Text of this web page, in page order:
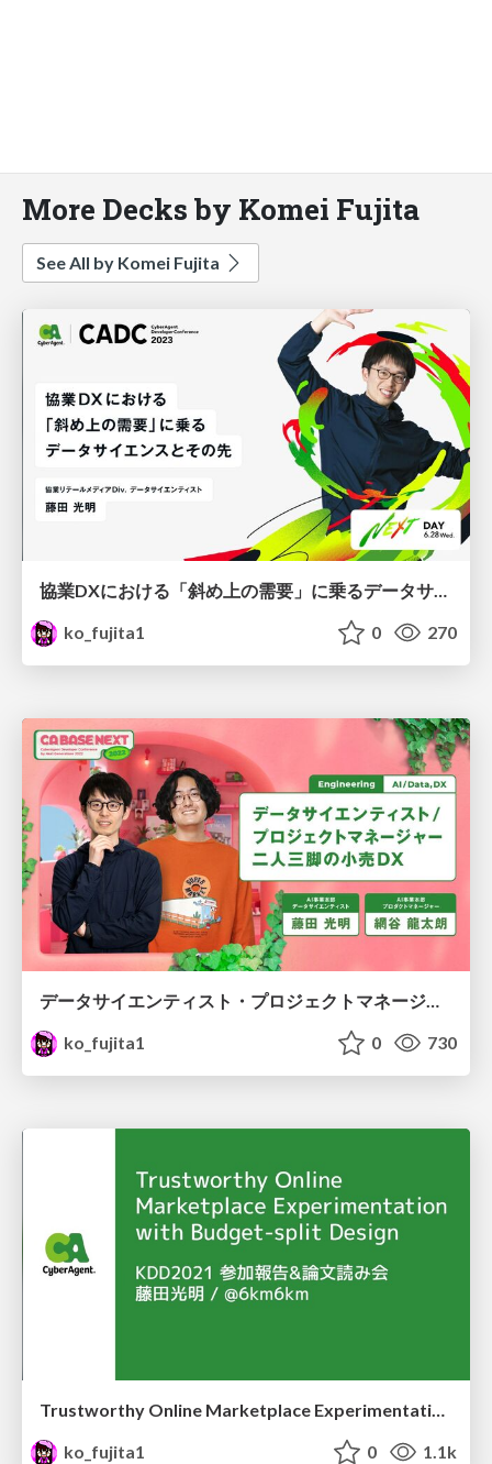
More Decks by Komei Fujita
See All by Komei Fujita
協業DXにおける「斜め上の需要」に乗るデータサイエンスとその先 / Unexpected Demand in DX
ko_fujita1
0 270
ko_fujita1
0 730
Trustworthy Online Marketplace Experimentation with Budget-split Design
ko_fujita1
0 1.1k